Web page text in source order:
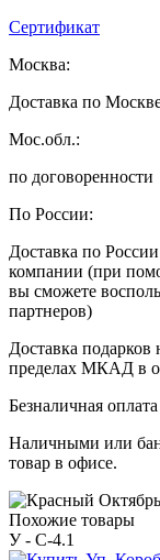
Сертификат
Москва:
Доставка по
Мос.обл.:
по договоренности
По России:
Доставка по
компании (при
вы сможете
партнеров)
Доставка
пределах МКАД в
Безналичная
Наличными или
товар в офисе.
Похожие товары
У - C-4.1